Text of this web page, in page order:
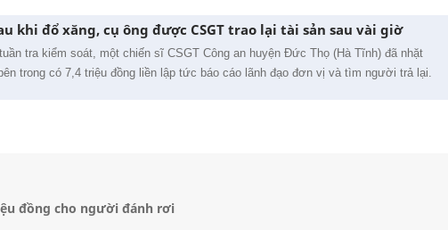
khi đổ xăng, cụ ông được CSGT trao lại tài sản sau vài giờ
tra kiểm soát, một chiến sĩ CSGT Công an huyện Đức Thọ (Hà Tĩnh) đã nhặt
trong có 7,4 triệu đồng liền lập tức báo cáo lãnh đạo đơn vị và tìm người trả lại.
đồng cho người đánh rơi